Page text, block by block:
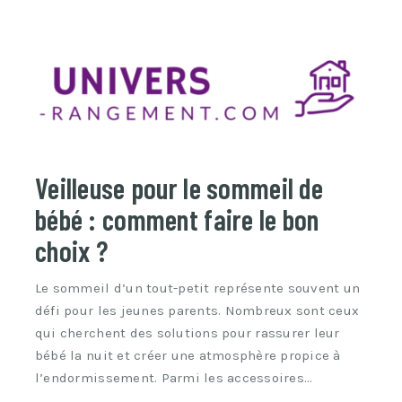
Veilleuse pour le sommeil de
bébé : comment faire le bon
choix ?
Le sommeil d’un tout-petit représente souvent un
défi pour les jeunes parents. Nombreux sont ceux
qui cherchent des solutions pour rassurer leur
bébé la nuit et créer une atmosphère propice à
l’endormissement. Parmi les accessoires…